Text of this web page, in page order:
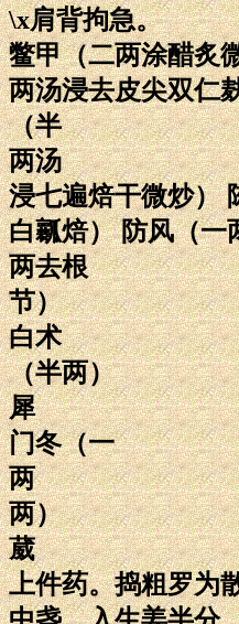
\x肩背拘急。
鳖甲（二两涂醋炙
两汤浸去皮尖双仁
（半
两汤
浸七遍焙干微炒）
白瓤焙） 防风（一
两去根
节）
白术
（半两）
犀
门冬（一
两
两）
葳
上件药。捣粗罗为